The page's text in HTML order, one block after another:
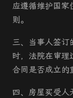
应遵循维护国家
则。
三、 当事人签订
时， 法院在审理
合同是否成立的
四、 房屋买受人